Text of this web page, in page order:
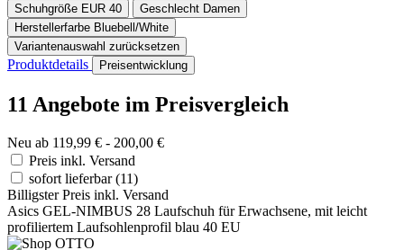
Schuhgröße EUR 40 Geschlecht Damen
Herstellerfarbe Bluebell/White
Variantenauswahl zurücksetzen
Produktdetails Preisentwicklung
11 Angebote im Preisvergleich
Neu ab 119,99 € - 200,00 €
Preis inkl. Versand
sofort lieferbar(11)
Billigster Preis inkl. Versand
Asics GEL-NIMBUS 28 Laufschuh für Erwachsene, mit leicht
profiliertem Laufsohlenprofil blau 40 EU